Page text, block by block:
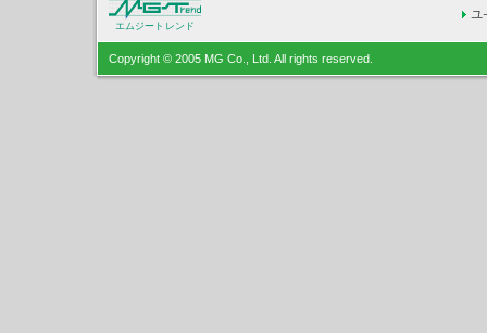
エムジートレンド
Copyright © 2005 MG Co., Ltd. All rights reserved.